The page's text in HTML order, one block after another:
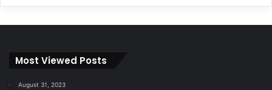
Most Viewed Posts
August 31, 2023